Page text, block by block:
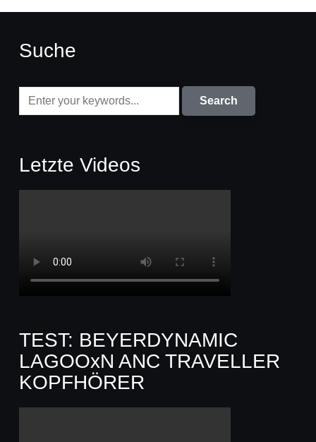
Suche
Letzte Videos
TEST: BEYERDYNAMIC
LAGOOxN ANC TRAVELLER
KOPFHÖRER